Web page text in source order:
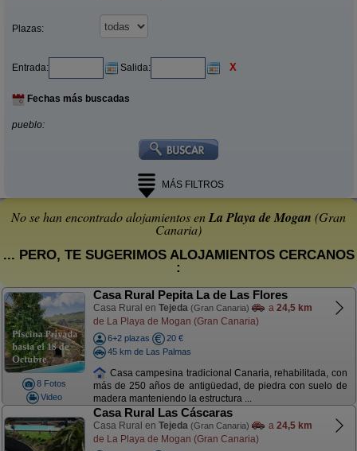
Plazas:
Entrada: Salida: X
Fechas más buscadas
pueblo:
MÁS FILTROS
No se han encontrado alojamientos enLa Playa de Mogan (Gran
Canaria)
... PERO, TE SUGERIMOS ALOJAMIENTOS CERCANOS
:
8 Fotos
Video
Casa Rural Pepita La de Las Flores
Casa Rural en Tejeda (Gran Canaria) a 24,5 km
de La Playa de Mogan (Gran Canaria)
6+2 plazas
20 €
45 km de Las Palmas
Casa campesina tradicional Canaria, rehabilitada, con
más de 250 años de antigüedad, de piedra con suelo de
madera manteniendo la estructura ...
Casa Rural Las Cáscaras
Casa Rural en Tejeda (Gran Canaria) a 24,5 km
de La Playa de Mogan (Gran Canaria)